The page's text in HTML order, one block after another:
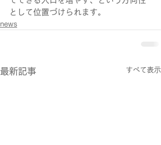
として位置づけられます。
news
最新記事 すべて表示